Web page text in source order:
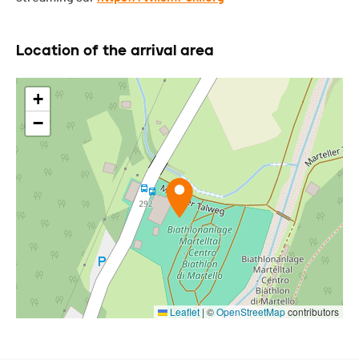
Location of the arrival area
+
−
Leaflet |©OpenStreetMapcontributors